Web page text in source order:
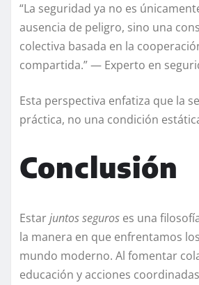
“La seguridad ya no es
ausencia de peligro, sino una
colectiva basada en la
compartida.” — Experto en
Esta perspectiva enfatiza que la
práctica, no una condición
Conclusión
Estarjuntos seguros es una
la manera en que enfrentamos
mundo moderno. Al fomentar
educación y acciones